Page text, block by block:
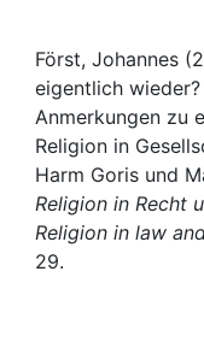
Help
Först, Johannes
eigentlich
Anmerkungen zu
Religion in
Harm Goris und
Religion in Recht
Religion in law
29.